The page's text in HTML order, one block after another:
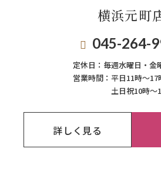
横浜元町
045-264-
定休日： 毎週⽔曜⽇‧⾦
営業時間： 平日11時～17
土日祝10時～
詳しく見る